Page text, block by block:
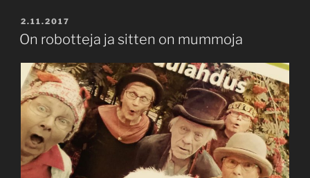
POSTED
ON
2.11.2017
On robotteja ja sitten on mummoja